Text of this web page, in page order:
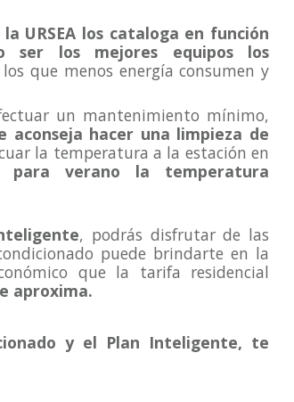
la URSEA los cataloga en función
ser los mejores equipos los
que menos energía consumen y
un mantenimiento mínimo,
aconseja hacer una limpieza de
la temperatura a la estación en
para verano la temperatura
, podrás disfrutar de las
puede brindarte en la
que la tarifa residencial
aproxima.
y el Plan Inteligente, te